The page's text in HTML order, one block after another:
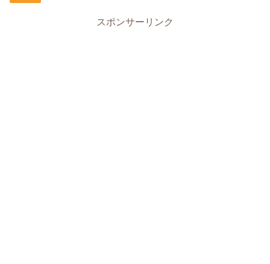
スポンサーリンク